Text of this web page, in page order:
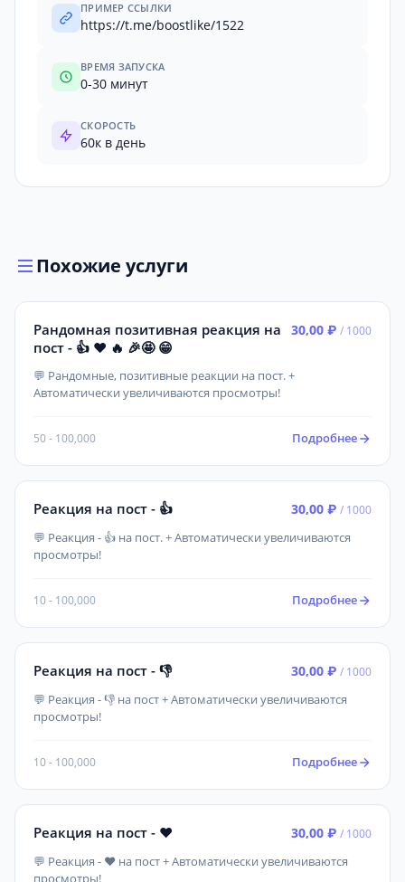
ПРИМЕР ССЫЛКИ
https://t.me/boostlike/1522
ВРЕМЯ ЗАПУСКА
0-30 минут
СКОРОСТЬ
60к в день
Похожие услуги
Рандомная позитивная реакция на
пост - 👍 ❤️ 🔥 🎉🤩 😁
30,00 ₽ / 1000
💬 Рандомные, позитивные реакции на пост. +
Автоматически увеличиваются просмотры!
50 - 100,000 Подробнее
Реакция на пост - 👍 30,00 ₽ / 1000
💬 Реакция - 👍 на пост. + Автоматически увеличиваются
просмотры!
10 - 100,000 Подробнее
Реакция на пост - 👎 30,00 ₽ / 1000
💬 Реакция - 👎 на пост + Автоматически увеличиваются
просмотры!
10 - 100,000 Подробнее
Реакция на пост - ❤️ 30,00 ₽ / 1000
💬 Реакция - ❤ на пост + Автоматически увеличиваются
просмотры!